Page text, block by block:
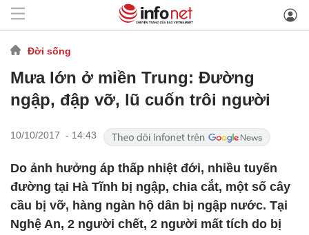
Đời sống
Mưa lớn ở miền Trung: Đường
ngập, đập vỡ, lũ cuốn trôi người
10/10/2017 - 14:43
Do ảnh hưởng áp thấp nhiệt đới, nhiều tuyến
đường tại Hà Tĩnh bị ngập, chia cắt, một số cây
cầu bị vỡ, hàng ngàn hộ dân bị ngập nước. Tại
Nghệ An, 2 người chết, 2 người mất tích do bị